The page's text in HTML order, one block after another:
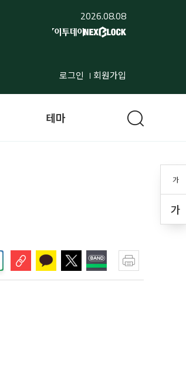
2026.08.08
로그인 회원가입
가
가
테마